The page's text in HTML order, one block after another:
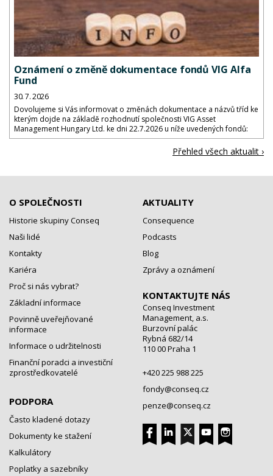
Oznámení o změně dokumentace fondů VIG Alfa
Fund
30. 7. 2026
Dovolujeme si Vás informovat o změnách dokumentace a názvů tříd ke
kterým dojde na základě rozhodnutí společnosti VIG Asset
Management Hungary Ltd. ke dni 22.7.2026 u níže uvedených fondů:
Přehled všech aktualit ›
O SPOLEČNOSTI
Historie skupiny Conseq
Naši lidé
Kontakty
Kariéra
Proč si nás vybrat?
Základní informace
Povinně uveřejňované
informace
Informace o udržitelnosti
Finanční poradci a investiční
zprostředkovatelé
PODPORA
Často kladené dotazy
Dokumenty ke stažení
Kalkulátory
Poplatky a sazebníky
AKTUALITY
Consequence
Podcasts
Blog
Zprávy a oznámení
KONTAKTUJTE NÁS
Conseq Investment
Management, a.s.
Burzovní palác
Rybná 682/14
110 00 Praha 1
+420 225 988 225
fondy@conseq.cz
penze@conseq.cz